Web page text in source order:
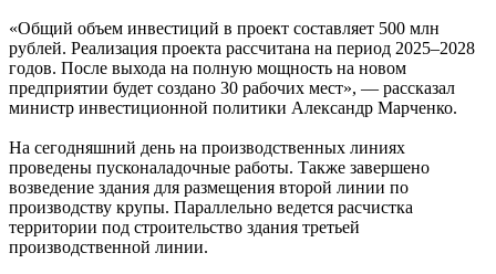
«Общий объем инвестиций в проект составляет 500 млн
рублей. Реализация проекта рассчитана на период 2025–2028
годов. После выхода на полную мощность на новом
предприятии будет создано 30 рабочих мест», — рассказал
министр инвестиционной политики Александр Марченко.
На сегодняшний день на производственных линиях
проведены пусконаладочные работы. Также завершено
возведение здания для размещения второй линии по
производству крупы. Параллельно ведется расчистка
территории под строительство здания третьей
производственной линии.